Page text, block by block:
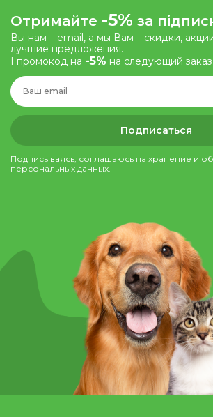
Отримайте -5% за
Вы нам – email, а мы Вам – скидки,
лучшие предложения.
І промокод на -5% на следующий
Подписаться
Подписываясь, соглашаюсь на хранение и
персональных данных.